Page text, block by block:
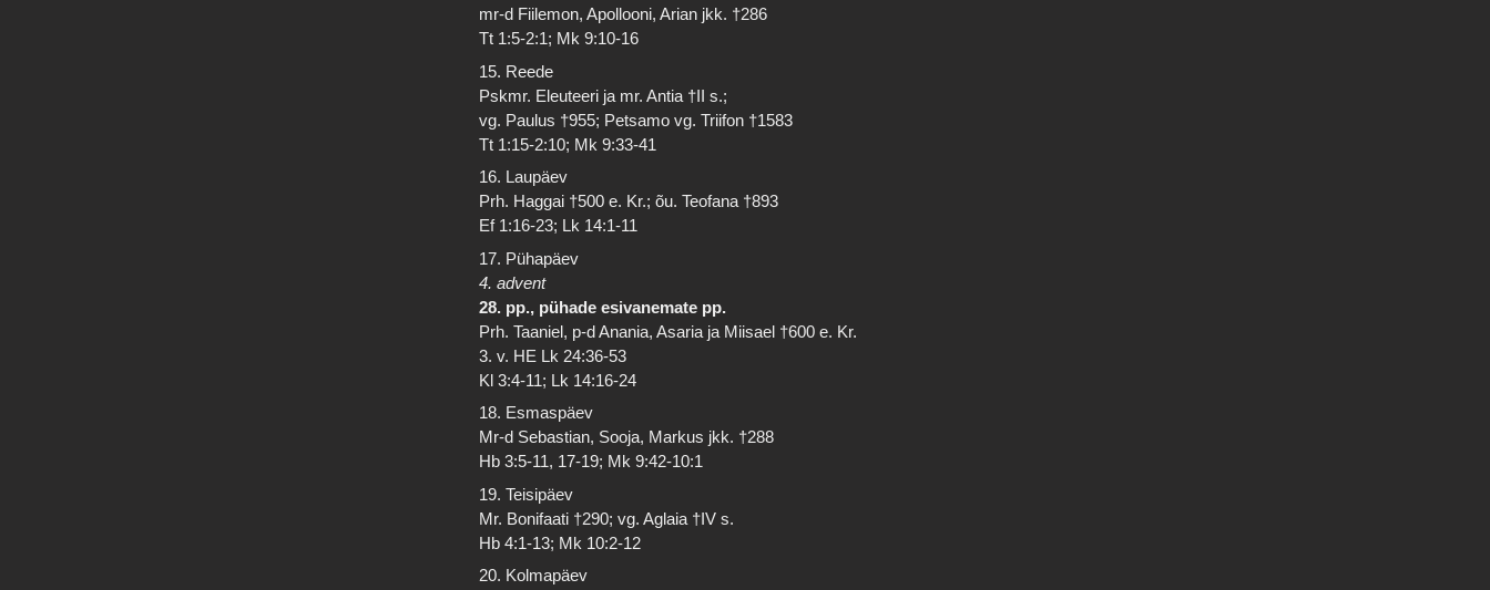
mr-d Fiilemon, Apollooni, Arian jkk. †286
Tt 1:5-2:1; Mk 9:10-16
15. Reede
Pskmr. Eleuteeri ja mr. Antia †II s.;
vg. Paulus †955; Petsamo vg. Triifon †1583
Tt 1:15-2:10; Mk 9:33-41
16. Laupäev
Prh. Haggai †500 e. Kr.; õu. Teofana †893
Ef 1:16-23; Lk 14:1-11
17. Pühapäev
4. advent
28. pp., pühade esivanemate pp.
Prh. Taaniel, p-d Anania, Asaria ja Miisael †600 e. Kr.
3. v. HE Lk 24:36-53
Kl 3:4-11; Lk 14:16-24
18. Esmaspäev
Mr-d Sebastian, Sooja, Markus jkk. †288
Hb 3:5-11, 17-19; Mk 9:42-10:1
19. Teisipäev
Mr. Bonifaati †290; vg. Aglaia †IV s.
Hb 4:1-13; Mk 10:2-12
20. Kolmapäev